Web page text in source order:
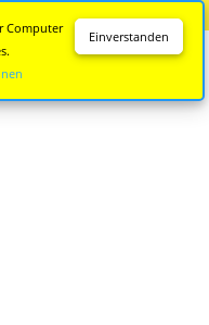
Einverstanden
Computer